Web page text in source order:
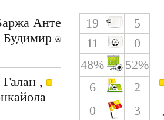
Анте
Будимир
,
19
5
11
0
48%
52%
6
2
0
3